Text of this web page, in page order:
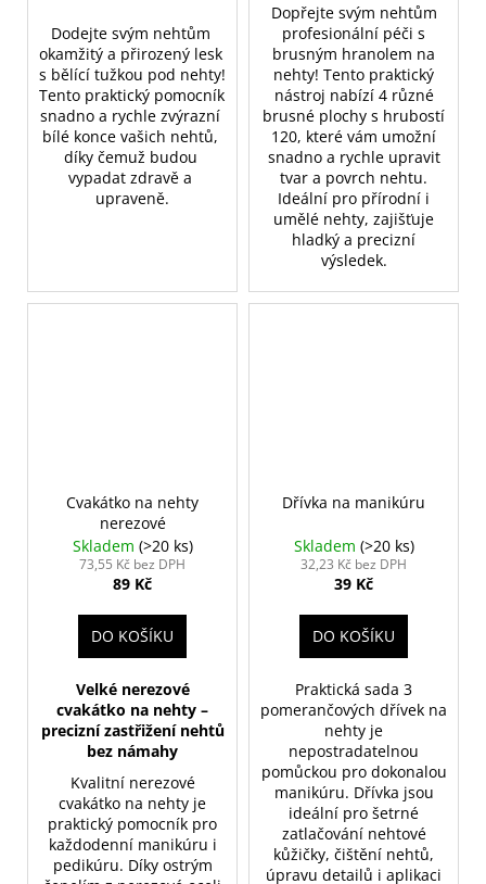
Dodejte svým nehtům
okamžitý a přirozený lesk
s bělící tužkou pod nehty!
Tento praktický pomocník
snadno a rychle zvýrazní
bílé konce vašich nehtů,
díky čemuž budou
vypadat zdravě a
upraveně.
Dopřejte svým nehtům
profesionální péči s
brusným hranolem na
nehty! Tento praktický
nástroj nabízí 4 různé
brusné plochy s hrubostí
120, které vám umožní
snadno a rychle upravit
tvar a povrch nehtu.
Ideální pro přírodní i
umělé nehty, zajišťuje
hladký a precizní
výsledek.
Cvakátko na nehty
nerezové
Skladem (>20 ks)
73,55 Kč bez DPH
89 Kč
DO KOŠÍKU
Velké nerezové
cvakátko na nehty –
precizní zastřižení nehtů
bez námahy
Kvalitní nerezové
cvakátko na nehty je
praktický pomocník pro
každodenní manikúru i
pedikúru. Díky ostrým
Dřívka na manikúru
Skladem (>20 ks)
32,23 Kč bez DPH
39 Kč
DO KOŠÍKU
Praktická sada 3
pomerančových dřívek na
nehty je
nepostradatelnou
pomůckou pro dokonalou
manikúru. Dřívka jsou
ideální pro šetrné
zatlačování nehtové
kůžičky, čištění nehtů,
úpravu detailů i aplikaci